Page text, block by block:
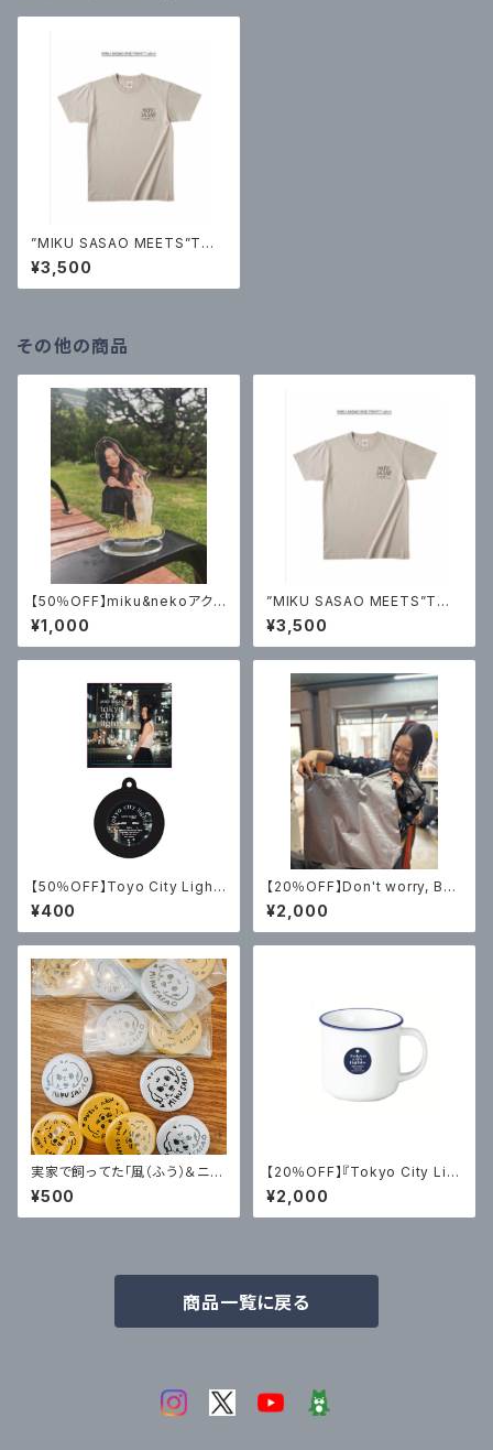
”MIKU SASAO MEETS”Tシャ
ツ
¥3,500
その他の商品
【50％OFF】miku&nekoアクリ
ルスタンド
¥1,000
”MIKU SASAO MEETS”Tシャ
ツ
¥3,500
【50％OFF】Toyo City Light
s LPキーホルダー
¥400
【20％OFF】Don't worry, Be
happy 2way bag
¥2,000
実家で飼ってた「風（ふう）＆ニ
コ」缶バッチ2個セット
¥500
【20％OFF】『Tokyo City Lig
hts 2』マグカップ
¥2,000
商品一覧に戻る